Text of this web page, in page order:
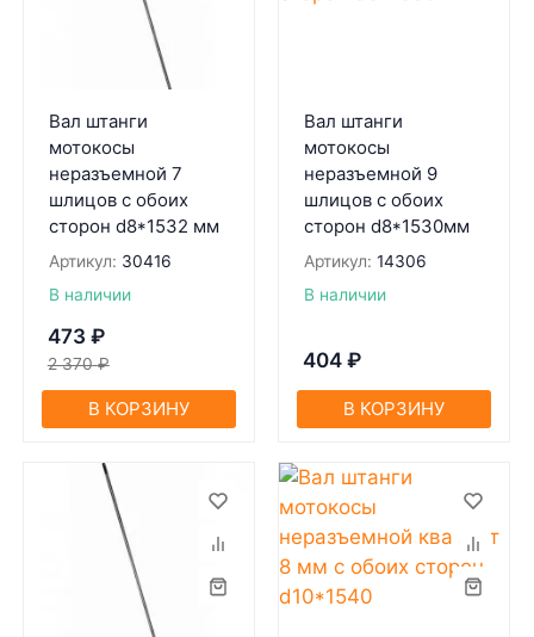
Вал штанги
мотокосы
неразъемной 7
шлицов с обоих
сторон d8*1532 мм
Артикул: 30416
В наличии
473 ₽
2 370 ₽
В КОРЗИНУ
Вал штанги
мотокосы
неразъемной 9
шлицов с обоих
сторон d8*1530мм
Артикул: 14306
В наличии
404 ₽
В КОРЗИНУ